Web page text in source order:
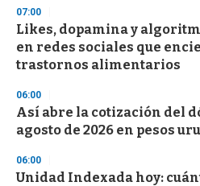
07:00
Likes, dopamina y
en redes sociales que
trastornos alimentarios
06:00
Así abre la cotización del
agosto de 2026 en pesos
06:00
Unidad Indexada hoy: